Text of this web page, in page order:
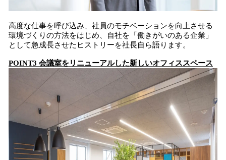
高度な仕事を呼び込み、社員のモチベーションを向上させる
環境づくりの方法をはじめ、自社を「働きがいのある企業」
として急成⾧させたヒストリーを社⾧自ら語ります。
POINT3 会議室をリニューアルした新しいオフィススペース